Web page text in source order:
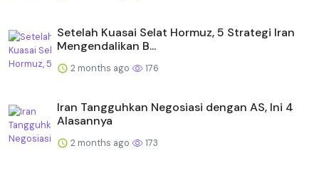
Setelah Kuasai Selat Hormuz, 5 Strategi Iran
Mengendalikan B...
2 months ago 176
Iran Tangguhkan Negosiasi dengan AS, Ini 4
Alasannya
2 months ago 173